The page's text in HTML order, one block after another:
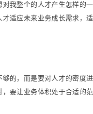
我整个的人才产生怎样的一
适应未来业务成长需求，适
的，而是要对人才的密度进
要让业务体积处于合适的范